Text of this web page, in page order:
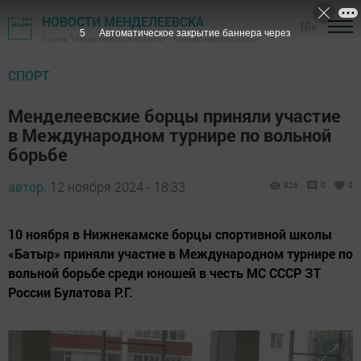
НОВОСТИ МЕНДЕЛЕЕВСКА
Газета "Менделеевские новости" - Менделеевский район
СПОРТ
Менделеевские борцы приняли участие
в Международном турнире по вольной
борьбе
автор, 12 ноября 2024 - 18:33 926 0 0
10 ноября в Нижнекамске борцы спортивной школы
«Батыр» приняли участие в Международном турнире по
вольной борьбе среди юношей в честь МС СССР ЗТ
России Булатова Р.Г.
4 Автоматическое закрытие баннера через